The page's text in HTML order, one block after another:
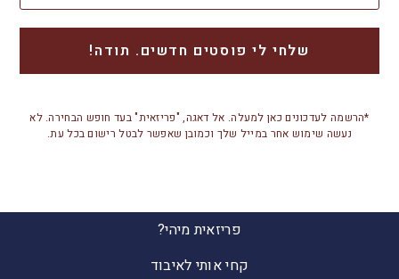
*הרשמה לעדכונים כאן למעלה. אל דאגה, "פריזאית" בעד חופש הבחירה. לא
נעשה שימוש אחר במייל שלך וכמובן שאפשר לבטל רישום בכל עת.
פריזאית מיהי?
קחי אותי לאיבוד